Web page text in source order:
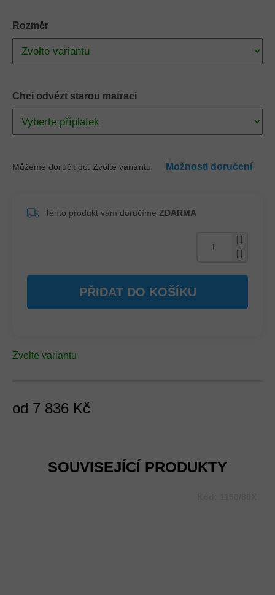
od 7 836 Kč
Zvolte variantu
Rozměr
Chci odvézt starou matraci
Můžeme doručit do: Zvolte variantu Možnosti doručení
PŘIDAT DO KOŠÍKU
Tento produkt vám doručíme ZDARMA
SOUVISEJÍCÍ PRODUKTY